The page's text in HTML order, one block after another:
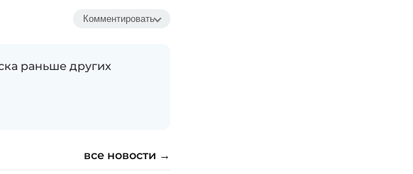
Комментировать
раньше других
все новости →